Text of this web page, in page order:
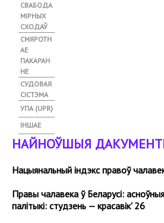
СВАБОДА
МІРНЫХ
СХОДАЎ
СМЯРОТН
АЕ
ПАКАРАН
НЕ
СУДОВАЯ
СІСТЭМА
УПА (UPR)
ІНШАЕ
НАЙНОЎШЫЯ
Нацыянальный індэкс правоў
Правы чалавека ў Беларусі:
палітыкі: студзень — красавік' 26